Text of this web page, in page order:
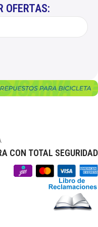
OFERTAS:
CON TOTAL SEGURIDAD